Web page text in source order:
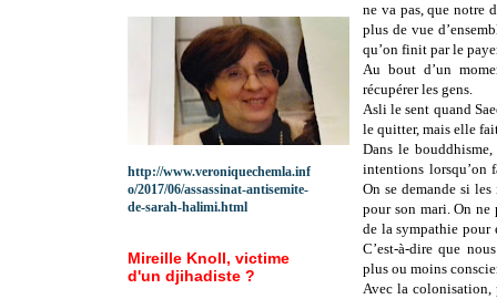
ne va pas, que notre
plus de vue
qu’on finit par le
Au bout d’un
récupérer les gens.
Asli le sent quand
le quitter, mais elle
Dans le
intentions lorsqu’on
On se demande si
pour son mari. On
de la sympathie pour
C’est-à-dire que
plus ou moins
Avec la colonisation,
http://www.veroniquechemla.inf
o/2017/06/assassinat-antisemite-
de-sarah-halimi.html
Mireille Knoll, victime
d'un djihadiste ?